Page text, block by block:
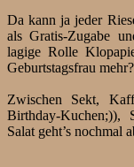
Da kann ja jeder
als Gratis-Zugabe
lagige Rolle
Geburtstagsfrau
Zwischen Sekt,
Birthday-Kuchen;)),
Salat geht’s nochmal